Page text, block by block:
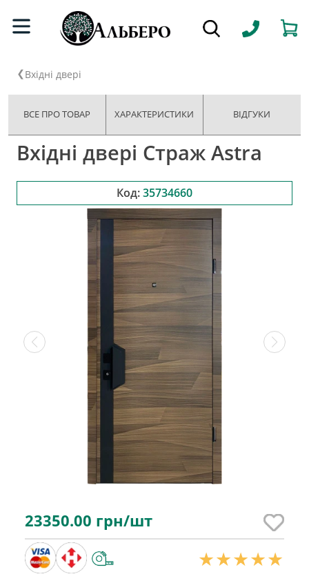
Вхідні двері
ВСЕ ПРО ТОВАР ХАРАКТЕРИСТИКИ ВІДГУКИ
Вхідні двері Страж Astra
Код:35734660
23350.00 грн/шт